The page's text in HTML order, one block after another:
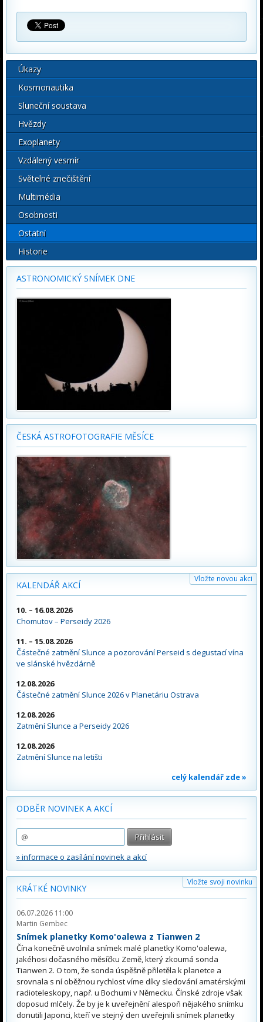
Úkazy
Kosmonautika
Sluneční soustava
Hvězdy
Exoplanety
Vzdálený vesmír
Světelné znečištění
Multimédia
Osobnosti
Ostatní
Historie
ASTRONOMICKÝ SNÍMEK DNE
ČESKÁ ASTROFOTOGRAFIE MĚSÍCE
KALENDÁŘ AKCÍ
Vložte novou akci
10. – 16.08.2026
Chomutov – Perseidy 2026
11. – 15.08.2026
Částečné zatmění Slunce a pozorování Perseid s degustací vína
ve slánské hvězdárně
12.08.2026
Částečné zatmění Slunce 2026 v Planetáriu Ostrava
12.08.2026
Zatmění Slunce a Perseidy 2026
12.08.2026
Zatmění Slunce na letišti
celý kalendář zde »
ODBĚR NOVINEK A AKCÍ
» informace o zasílání novinek a akcí
Vložte svoji novinku
KRÁTKÉ NOVINKY
06.07.2026 11:00
Martin Gembec
Snímek planetky Komo'oalewa z Tianwen 2
Čína konečně uvolnila snímek malé planetky Komo'oalewa,
jakéhosi dočasného měsíčku Země, který zkoumá sonda
Tianwen 2. O tom, že sonda úspěšně přiletěla k planetce a
srovnala s ní oběžnou rychlost víme díky sledování amatérskými
radioteleskopy, např. u Bochumi v Německu. Čínské zdroje však
doposud mlčely. Že by je k uveřejnění alespoň nějakého snímku
donutili Japonci, kteří ve stejný den uveřejnili snímek planetky